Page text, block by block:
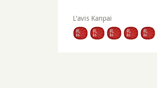
L'avis Kanpai